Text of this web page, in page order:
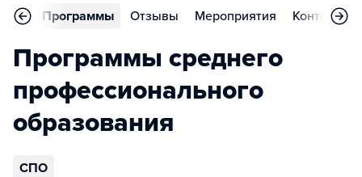
Программы Отзывы Мероприятия Контакты
Программы среднего
профессионального
образования
СПО